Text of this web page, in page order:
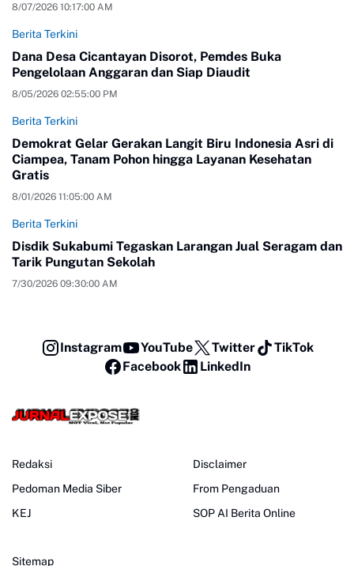
8/07/2026 10:17:00 AM
Berita Terkini
Dana Desa Cicantayan Disorot, Pemdes Buka
Pengelolaan Anggaran dan Siap Diaudit
8/05/2026 02:55:00 PM
Berita Terkini
Demokrat Gelar Gerakan Langit Biru Indonesia Asri di
Ciampea, Tanam Pohon hingga Layanan Kesehatan
Gratis
8/01/2026 11:05:00 AM
Berita Terkini
Disdik Sukabumi Tegaskan Larangan Jual Seragam dan
Tarik Pungutan Sekolah
7/30/2026 09:30:00 AM
Instagram YouTube Twitter
TikTok
Facebook
LinkedIn
Redaksi
Pedoman Media Siber
KEJ
Disclaimer
From Pengaduan
SOP AI Berita Online
Sitemap